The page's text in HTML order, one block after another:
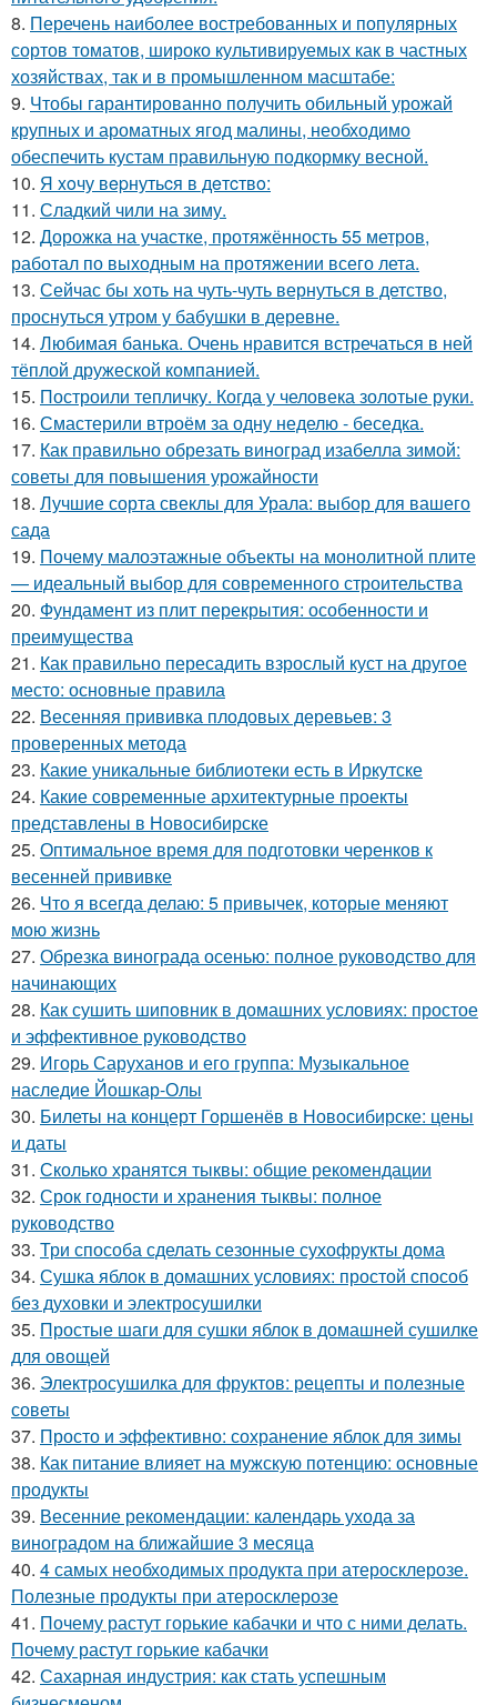
8. Перечень наиболее востребованных и популярных
сортов томатов, широко культивируемых как в частных
хозяйствах, так и в промышленном масштабе:
9. Чтобы гарантированно получить обильный урожай
крупных и ароматных ягод малины, необходимо
обеспечить кустам правильную подкормку весной.
10. Я xoчу вepнутьcя в дeтcтвo:
11. Сладкий чили на зиму.
12. Дорожка на участке, протяжённость 55 метров,
работал по выходным на протяжении всего лета.
13. Сейчас бы хоть на чуть-чуть вернуться в детство,
проснуться утром у бабушки в деревне.
14. Любимая банька. Очень нравится встречаться в ней
тёплой дружеской компанией.
15. Построили тепличку. Когда у человека золотые руки.
16. Смастерили втроём за одну неделю - беседка.
17. Как правильно обрезать виноград изабелла зимой:
советы для повышения урожайности
18. Лучшие сорта свеклы для Урала: выбор для вашего
сада
19. Почему малоэтажные объекты на монолитной плите
— идеальный выбор для современного строительства
20. Фундамент из плит перекрытия: особенности и
преимущества
21. Как правильно пересадить взрослый куст на другое
место: основные правила
22. Весенняя прививка плодовых деревьев: 3
проверенных метода
23. Какие уникальные библиотеки есть в Иркутске
24. Какие современные архитектурные проекты
представлены в Новосибирске
25. Оптимальное время для подготовки черенков к
весенней прививке
26. Что я всегда делаю: 5 привычек, которые меняют
мою жизнь
27. Обрезка винограда осенью: полное руководство для
начинающих
28. Как сушить шиповник в домашних условиях: простое
и эффективное руководство
29. Игорь Саруханов и его группа: Музыкальное
наследие Йошкар-Олы
30. Билеты на концерт Горшенёв в Новосибирске: цены
и даты
31. Сколько хранятся тыквы: общие рекомендации
32. Срок годности и хранения тыквы: полное
руководство
33. Три способа сделать сезонные сухофрукты дома
34. Сушка яблок в домашних условиях: простой способ
без духовки и электросушилки
35. Простые шаги для сушки яблок в домашней сушилке
для овощей
36. Электросушилка для фруктов: рецепты и полезные
советы
37. Просто и эффективно: сохранение яблок для зимы
38. Как питание влияет на мужскую потенцию: основные
продукты
39. Весенние рекомендации: календарь ухода за
виноградом на ближайшие 3 месяца
40. 4 самых необходимых продукта при атеросклерозе.
Полезные продукты при атеросклерозе
41. Почему растут горькие кабачки и что с ними делать.
Почему растут горькие кабачки
42. Сахарная индустрия: как стать успешным